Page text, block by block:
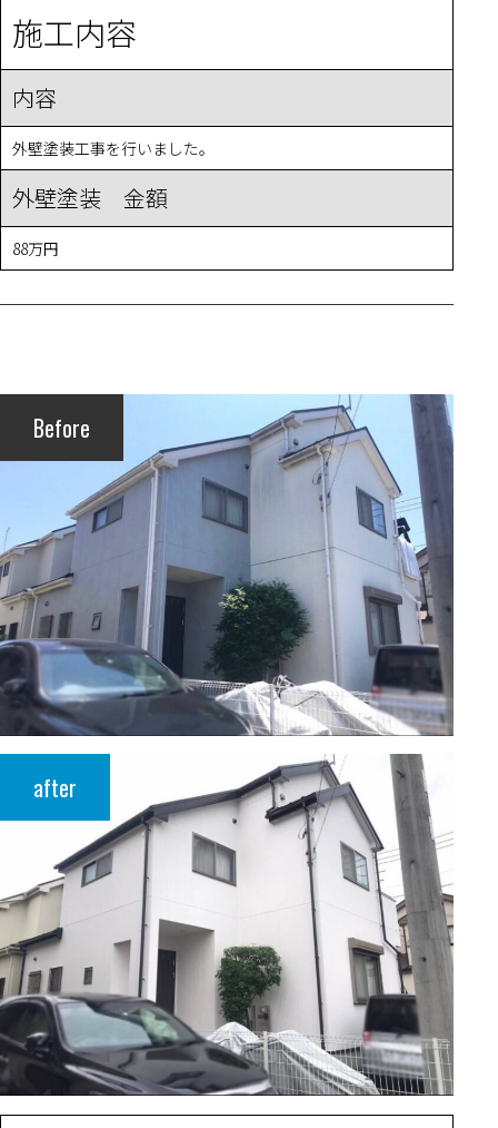
施工内容
内容
外壁塗装工事を行いました。
外壁塗装 金額
88万円
Before
after